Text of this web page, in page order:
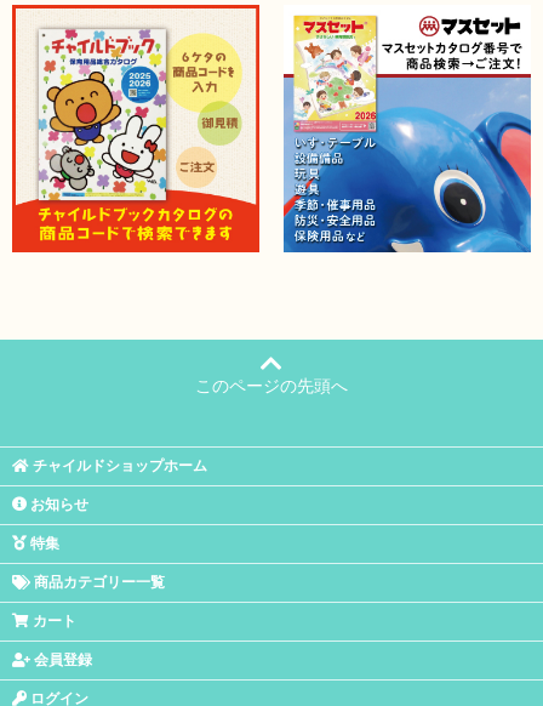
このページの先頭へ
チャイルドショップホーム
お知らせ
特集
商品カテゴリー一覧
カート
会員登録
ログイン